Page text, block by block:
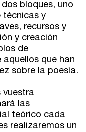
bloques, uno
técnicas y
recursos y
y creación
de
que han
sobre la poesía.
vuestra
las
teórico cada
realizaremos un